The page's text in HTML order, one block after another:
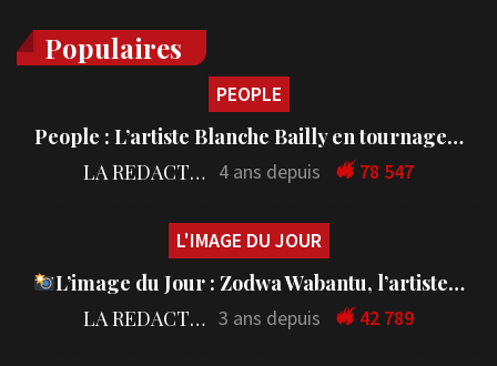
Populaires
PEOPLE
People : L’artiste Blanche Bailly en tournage…
LA REDACTION 4 ans depuis 78 547
L'IMAGE DU JOUR
L’image du Jour : Zodwa Wabantu, l’artiste…
LA REDACTION 3 ans depuis 42 789